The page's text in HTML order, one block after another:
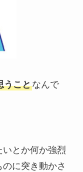
うことなんで
いとか何か強烈
に突き動かさ